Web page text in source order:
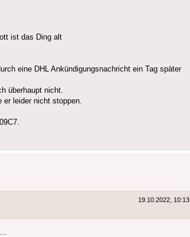
ist das Ding alt
eine DHL Ankündigungsnachricht ein Tag später
überhaupt nicht.
leider nicht stoppen.
19.10.2022, 10:13